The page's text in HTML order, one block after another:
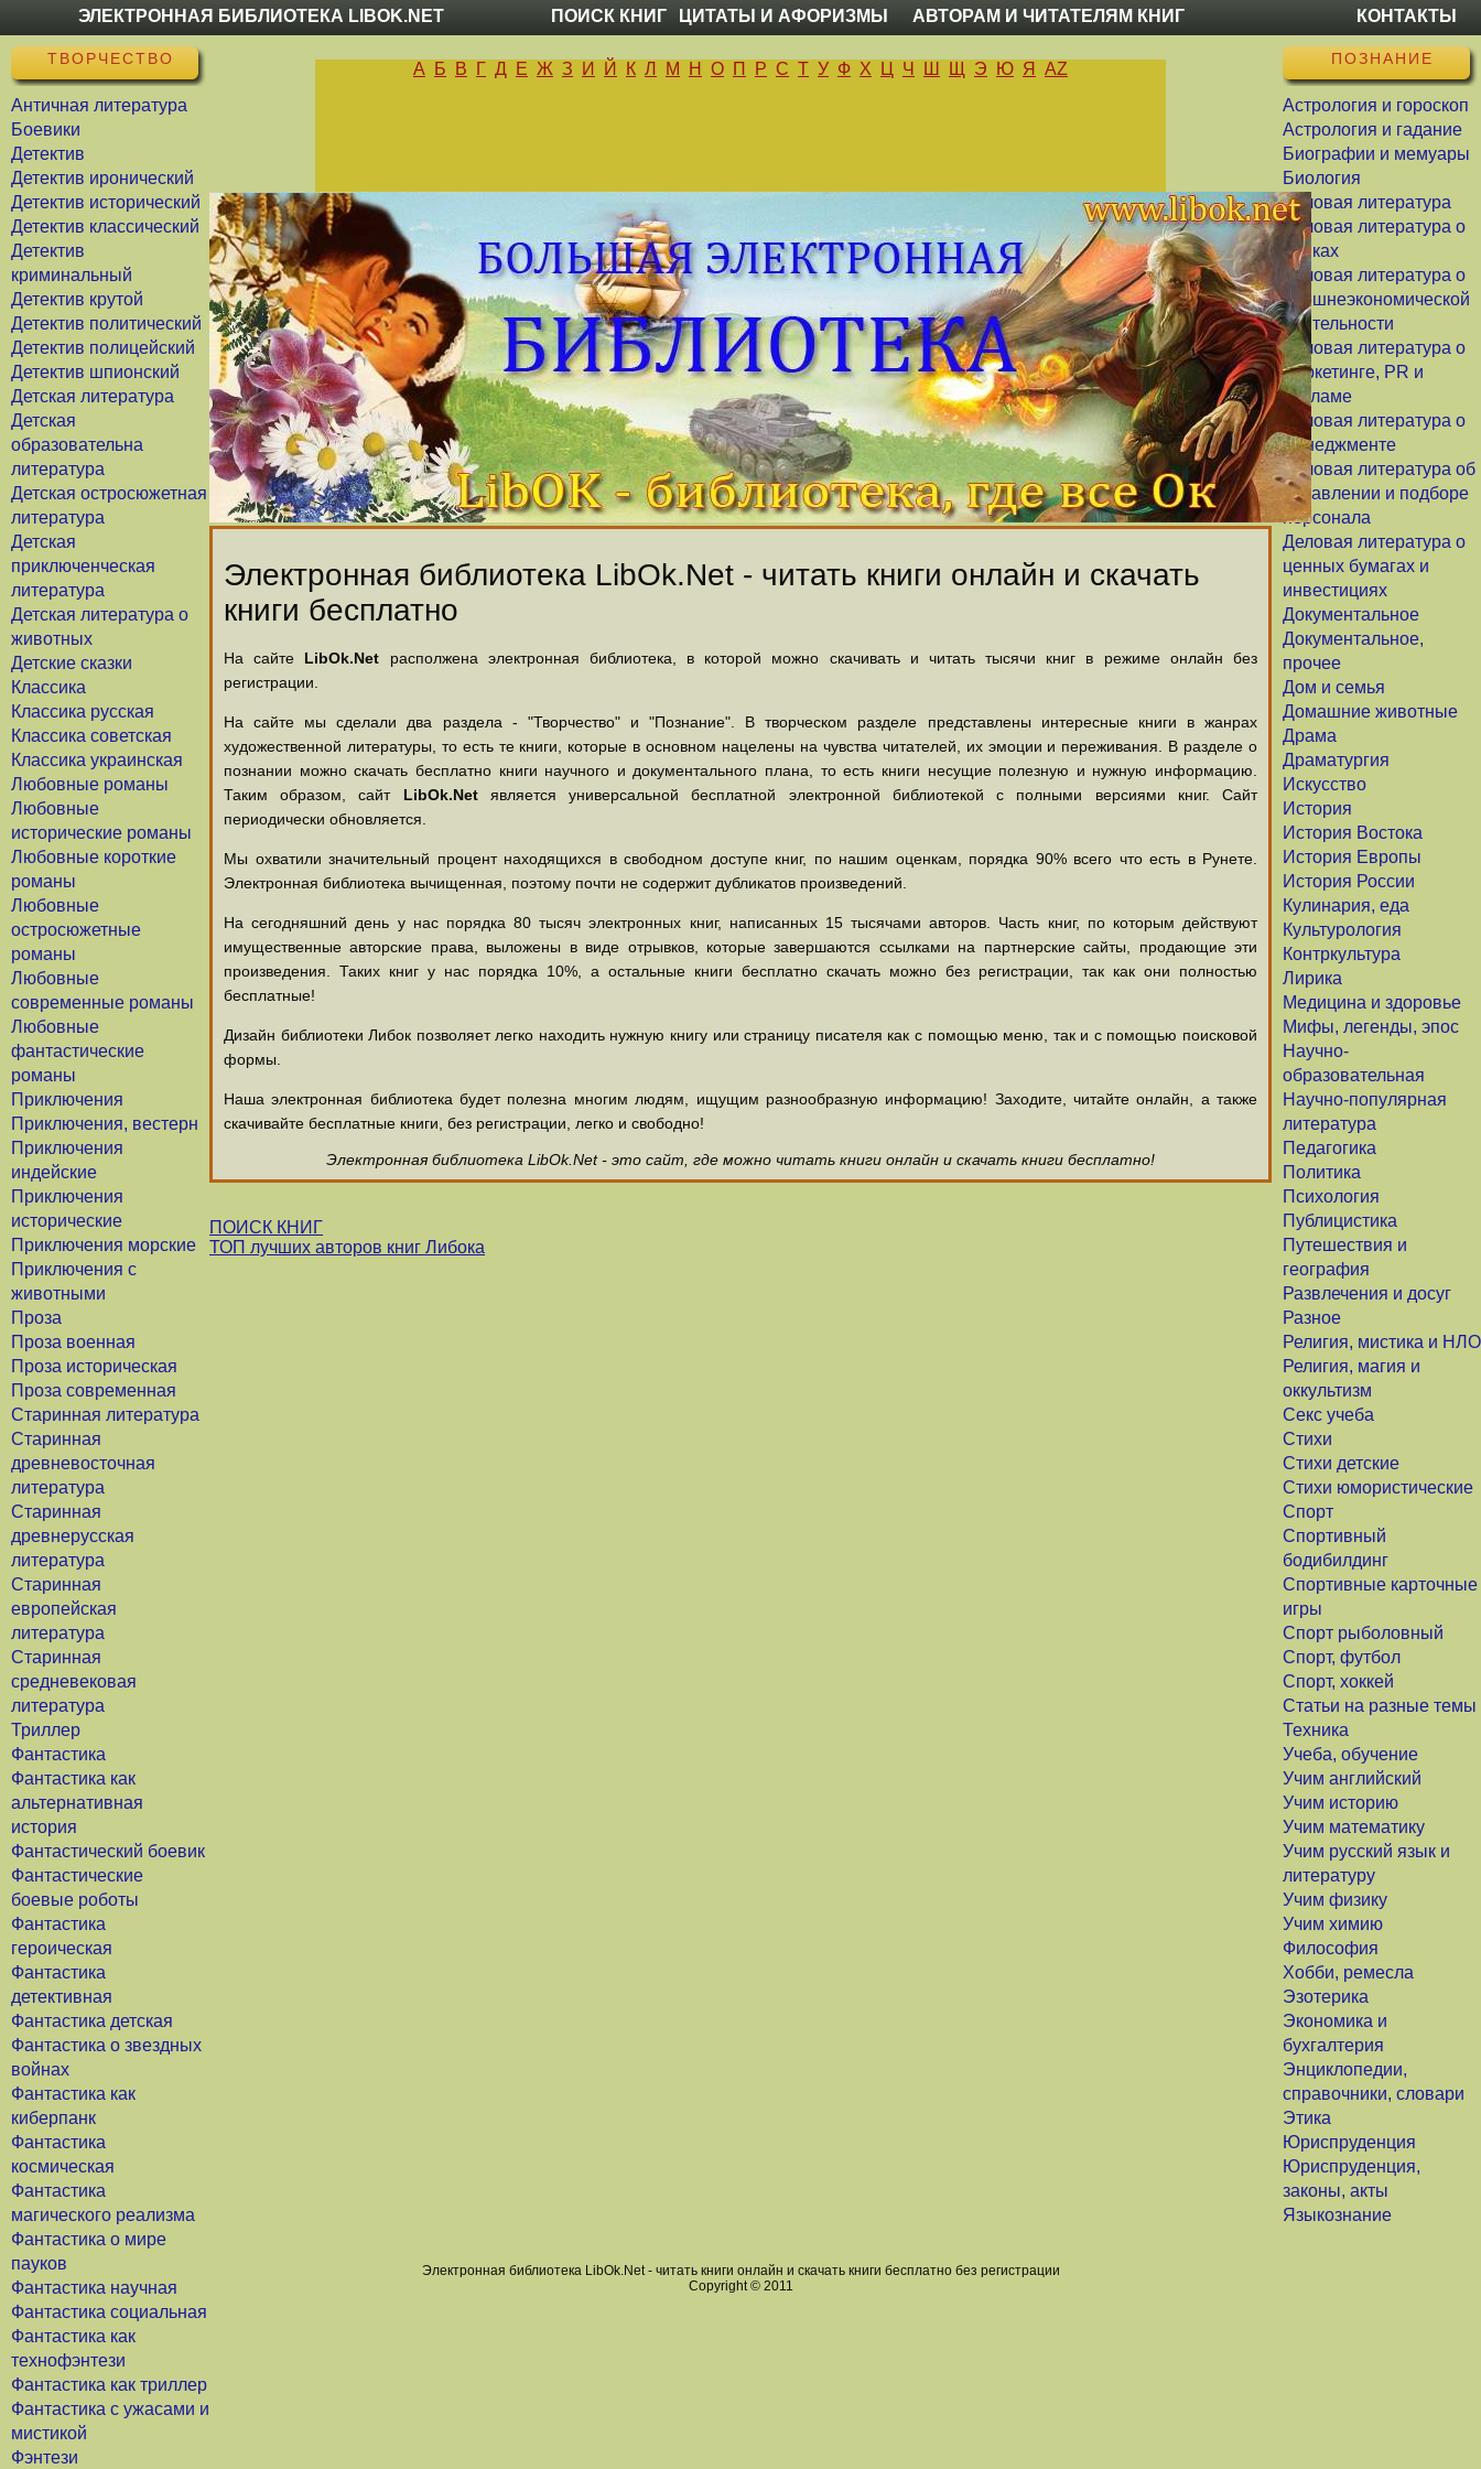
ЭЛЕКТРОННАЯ БИБЛИОТЕКА LIBOK.NET ПОИСК КНИГ ЦИТАТЫ И АФОРИЗМЫ АВТОРАМ И ЧИТАТЕЛЯМ КНИГ КОНТАКТЫ
ТВОРЧЕСТВО
Античная литература
Боевики
Детектив
Детектив иронический
Детектив исторический
Детектив классический
Детектив
криминальный
Детектив крутой
Детектив политический
Детектив полицейский
Детектив шпионский
Детская литература
Детская
образовательна
литература
Детская остросюжетная
литература
Детская
приключенческая
литература
Детская литература о
животных
Детские сказки
Классика
Классика русская
Классика советская
Классика украинская
Любовные романы
Любовные
исторические романы
Любовные короткие
романы
Любовные
остросюжетные
романы
Любовные
современные романы
Любовные
фантастические
романы
Приключения
Приключения, вестерн
Приключения
индейские
Приключения
исторические
Приключения морские
Приключения с
животными
Проза
Проза военная
Проза историческая
Проза современная
Старинная литература
Старинная
древневосточная
литература
Старинная
древнерусская
литература
Старинная
европейская
литература
Старинная
средневековая
литература
Триллер
Фантастика
Фантастика как
альтернативная
история
Фантастический боевик
Фантастические
боевые роботы
Фантастика
героическая
Фантастика
детективная
Фантастика детская
Фантастика о звездных
войнах
Фантастика как
киберпанк
Фантастика
космическая
Фантастика
магического реализма
Фантастика о мире
пауков
Фантастика научная
Фантастика социальная
Фантастика как
технофэнтези
Фантастика как триллер
Фантастика с ужасами и
мистикой
Фэнтези
ПОЗНАНИЕ
Астрология и гороскоп
Астрология и гадание
Биографии и мемуары
Биология
Деловая литература
Деловая литература о
банках
Деловая литература о
внешнеэкономической
деятельности
Деловая литература о
маркетинге, PR и
рекламе
Деловая литература о
менеджменте
Деловая литература об
управлении и подборе
персонала
Деловая литература о
ценных бумагах и
инвестициях
Документальное
Документальное,
прочее
Дом и семья
Домашние животные
Драма
Драматургия
Искусство
История
История Востока
История Европы
История России
Кулинария, еда
Культурология
Контркультура
Лирика
Медицина и здоровье
Мифы, легенды, эпос
Научно-
образовательная
Научно-популярная
литература
Педагогика
Политика
Психология
Публицистика
Путешествия и
география
Развлечения и досуг
Разное
Религия, мистика и НЛО
Религия, магия и
оккультизм
Секс учеба
Стихи
Стихи детские
Стихи юмористические
Спорт
Спортивный
бодибилдинг
Спортивные карточные
игры
Спорт рыболовный
Спорт, футбол
Спорт, хоккей
Статьи на разные темы
Техника
Учеба, обучение
Учим английский
Учим историю
Учим математику
Учим русский язык и
литературу
Учим физику
Учим химию
Философия
Хобби, ремесла
Эзотерика
Экономика и
бухгалтерия
Энциклопедии,
справочники, словари
Этика
Юриспруденция
Юриспруденция,
законы, акты
Языкознание
А Б В Г Д Е Ж З И Й К Л М Н О П Р С Т У Ф Х Ц Ч Ш Щ Э Ю Я AZ
Электронная библиотека LibOk.Net - читать книги онлайн и скачать
книги бесплатно
На сайте LibOk.Net располжена электронная библиотека, в которой можно скачивать и читать тысячи книг в режиме онлайн без
регистрации.
На сайте мы сделали два раздела - "Творчество" и "Познание". В творческом разделе представлены интересные книги в жанрах
художественной литературы, то есть те книги, которые в основном нацелены на чувства читателей, их эмоции и переживания. В разделе о
познании можно скачать бесплатно книги научного и документального плана, то есть книги несущие полезную и нужную информацию.
Таким образом, сайт LibOk.Netявляется универсальной бесплатной электронной библиотекой с полными версиями книг. Сайт
периодически обновляется.
Мы охватили значительный процент находящихся в свободном доступе книг, по нашим оценкам, порядка 90% всего что есть в Рунете.
Электронная библиотека вычищенная, поэтому почти не содержит дубликатов произведений.
На сегодняшний день у нас порядка 80 тысяч электронных книг, написанных 15 тысячами авторов. Часть книг, по которым действуют
имущественные авторские права, выложены в виде отрывков, которые завершаются ссылками на партнерские сайты, продающие эти
произведения. Таких книг у нас порядка 10%, а остальные книги бесплатно скачать можно без регистрации, так как они полностью
бесплатные!
Дизайн библиотеки Либок позволяет легко находить нужную книгу или страницу писателя как с помощью меню, так и с помощью поисковой
формы.
Наша электронная библиотека будет полезна многим людям, ищущим разнообразную информацию! Заходите, читайте онлайн, а также
скачивайте бесплатные книги, без регистрации, легко и свободно!
Электронная библиотека LibOk.Net - это сайт, где можно читать книги онлайн и скачать книги бесплатно!
ПОИСК КНИГ
ТОП лучших авторов книг Либока
Электронная библиотека LibOk.Net - читать книги онлайн и скачать книги бесплатно без регистрации
Copyright © 2011